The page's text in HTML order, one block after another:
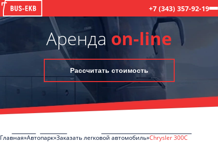
+7 (343) 357-92-19
Аренда on-line
Рассчитать стоимость
Главная Автопарк Заказать легковой автомобиль Chrysler 300C